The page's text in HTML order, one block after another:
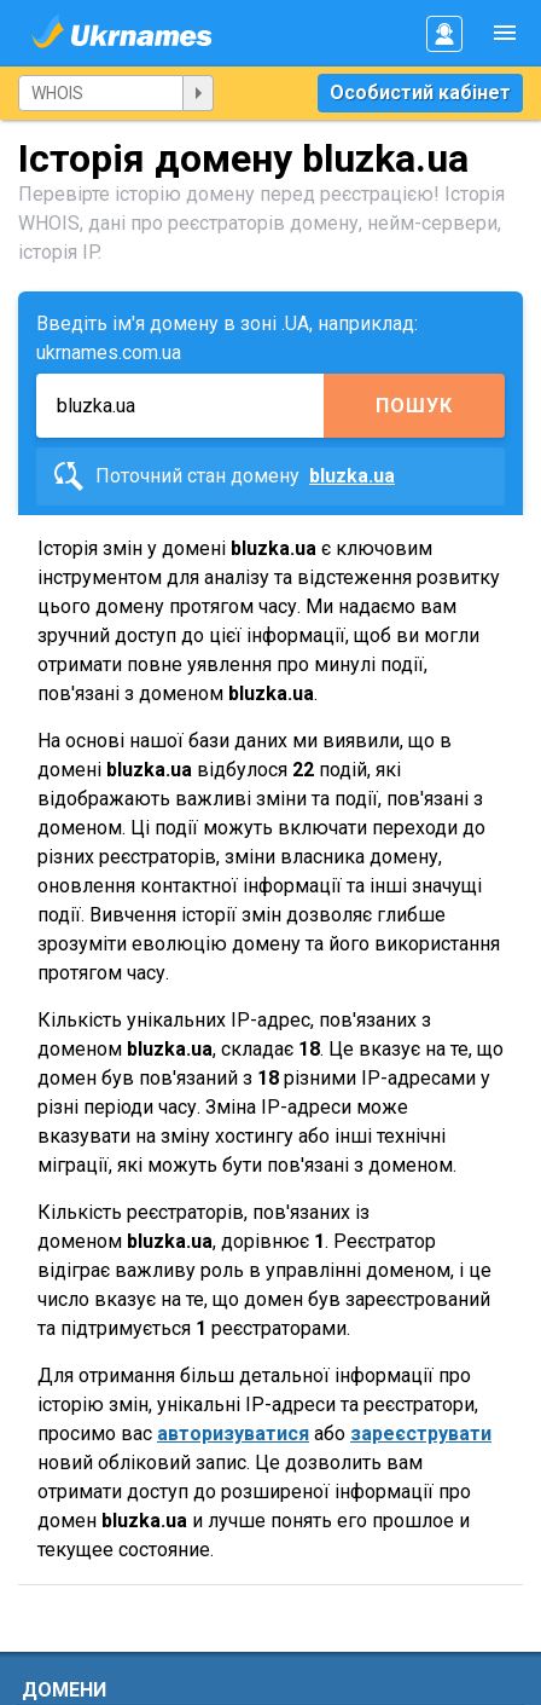
Особистий кабінет
Історія домену bluzka.ua
Перевірте історію домену перед реєстрацією! Історія
WHOIS, дані про реєстраторів домену, нейм-сервери,
історія IP.
Введіть ім'я домену в зоні .UA, наприклад:
ukrnames.com.ua
ПОШУК
Поточний стан домену bluzka.ua
Історія змін у домені bluzka.ua є ключовим
інструментом для аналізу та відстеження розвитку
цього домену протягом часу. Ми надаємо вам
зручний доступ до цієї інформації, щоб ви могли
отримати повне уявлення про минулі події,
пов'язані з доменом bluzka.ua.
На основі нашої бази даних ми виявили, що в
домені bluzka.ua відбулося 22 подій, які
відображають важливі зміни та події, пов'язані з
доменом. Ці події можуть включати переходи до
різних реєстраторів, зміни власника домену,
оновлення контактної інформації та інші значущі
події. Вивчення історії змін дозволяє глибше
зрозуміти еволюцію домену та його використання
протягом часу.
Кількість унікальних IP-адрес, пов'язаних з
доменом bluzka.ua, складає 18. Це вказує на те, що
домен був пов'язаний з 18 різними IP-адресами у
різні періоди часу. Зміна IP-адреси може
вказувати на зміну хостингу або інші технічні
міграції, які можуть бути пов'язані з доменом.
Кількість реєстраторів, пов'язаних із
доменом bluzka.ua, дорівнює 1. Реєстратор
відіграє важливу роль в управлінні доменом, і це
число вказує на те, що домен був зареєстрований
та підтримується 1 реєстраторами.
Для отримання більш детальної інформації про
історію змін, унікальні IP-адреси та реєстратори,
просимо вас авторизуватися або зареєструвати
новий обліковий запис. Це дозволить вам
отримати доступ до розширеної інформації про
домен bluzka.ua и лучше понять его прошлое и
текущее состояние.
ДОМЕНИ